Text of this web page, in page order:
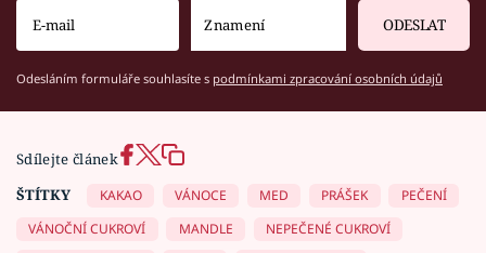
ODESLAT
Odesláním formuláře souhlasíte s podmínkami zpracování osobních údajů
Sdílejte článek
ŠTÍTKY
KAKAO VÁNOCE MED PRÁŠEK
PEČENÍ
VÁNOČNÍ CUKROVÍ
MANDLE
NEPEČENÉ CUKROVÍ